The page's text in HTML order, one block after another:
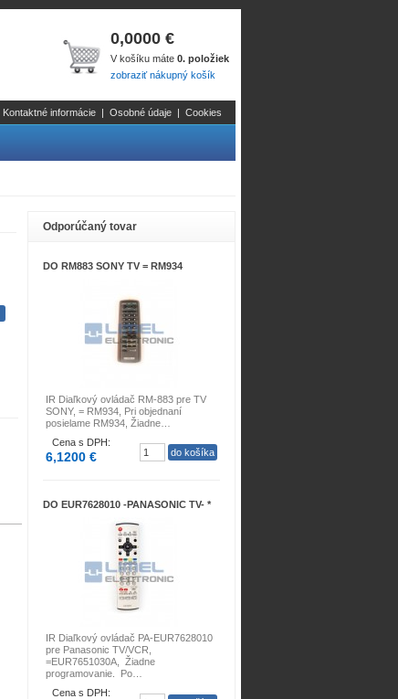
0,0000 €
V košíku máte 0. položiek
zobraziť nákupný košík
Kontaktné informácie | Osobné údaje | Cookies
Odporúčaný tovar
DO RM883 SONY TV = RM934
IR Diaľkový ovládač RM-883 pre TV
SONY, = RM934, Pri objednaní
posielame RM934, Žiadne…
Cena s DPH:
6,1200 €
DO EUR7628010 -PANASONIC TV- *
IR Diaľkový ovládač PA-EUR7628010
pre Panasonic TV/VCR,
=EUR7651030A, Žiadne
programovanie. Po…
Cena s DPH: